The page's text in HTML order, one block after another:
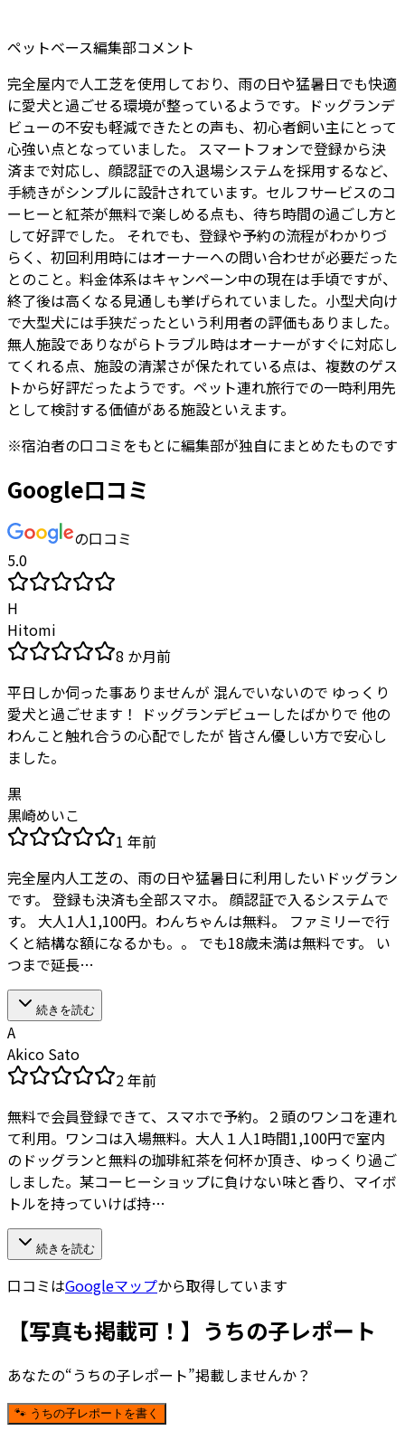
ペットベース編集部コメント
完全屋内で人工芝を使用しており、雨の日や猛暑日でも快適
に愛犬と過ごせる環境が整っているようです。ドッグランデ
ビューの不安も軽減できたとの声も、初心者飼い主にとって
心強い点となっていました。 スマートフォンで登録から決
済まで対応し、顔認証での入退場システムを採用するなど、
手続きがシンプルに設計されています。セルフサービスのコ
ーヒーと紅茶が無料で楽しめる点も、待ち時間の過ごし方と
して好評でした。 それでも、登録や予約の流程がわかりづ
らく、初回利用時にはオーナーへの問い合わせが必要だった
とのこと。料金体系はキャンペーン中の現在は手頃ですが、
終了後は高くなる見通しも挙げられていました。小型犬向け
で大型犬には手狭だったという利用者の評価もありました。
無人施設でありながらトラブル時はオーナーがすぐに対応し
てくれる点、施設の清潔さが保たれている点は、複数のゲス
トから好評だったようです。ペット連れ旅行での一時利用先
として検討する価値がある施設といえます。
※宿泊者の口コミをもとに編集部が独自にまとめたものです
Google口コミ
の口コミ
5.0
H
Hitomi
8 か月前
平日しか伺った事ありませんが 混んでいないので ゆっくり
愛犬と過ごせます！ ドッグランデビューしたばかりで 他の
わんこと触れ合うの心配でしたが 皆さん優しい方で安心し
ました。
黒
黒崎めいこ
1 年前
完全屋内人工芝の、雨の日や猛暑日に利用したいドッグラン
です。 登録も決済も全部スマホ。 顔認証で入るシステムで
す。 大人1人1,100円。わんちゃんは無料。 ファミリーで行
くと結構な額になるかも。。 でも18歳未満は無料です。 い
つまで延長…
続きを読む
A
Akico Sato
2 年前
無料で会員登録できて、スマホで予約。２頭のワンコを連れ
て利用。ワンコは入場無料。大人１人1時間1,100円で室内
のドッグランと無料の珈琲紅茶を何杯か頂き、ゆっくり過ご
しました。某コーヒーショップに負けない味と香り、マイボ
トルを持っていけば持…
続きを読む
口コミはGoogleマップから取得しています
【写真も掲載可！】うちの子レポート
あなたの“うちの子レポート”掲載しませんか？
🐾 うちの子レポートを書く